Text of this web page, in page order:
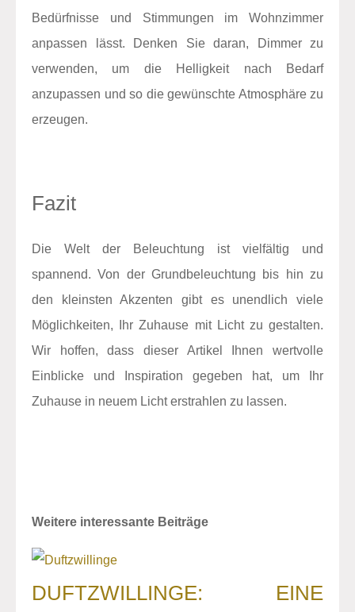
Bedürfnisse und Stimmungen im Wohnzimmer
anpassen lässt. Denken Sie daran, Dimmer zu
verwenden, um die Helligkeit nach Bedarf
anzupassen und so die gewünschte Atmosphäre zu
erzeugen.
Fazit
Die Welt der Beleuchtung ist vielfältig und
spannend. Von der Grundbeleuchtung bis hin zu
den kleinsten Akzenten gibt es unendlich viele
Möglichkeiten, Ihr Zuhause mit Licht zu gestalten.
Wir hoffen, dass dieser Artikel Ihnen wertvolle
Einblicke und Inspiration gegeben hat, um Ihr
Zuhause in neuem Licht erstrahlen zu lassen.
Weitere interessante Beiträge
DUFTZWILLINGE: EINE